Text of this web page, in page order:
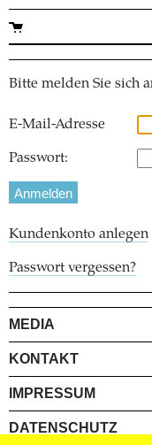
Bitte melden Sie sich
E-Mail-Adresse
Passwort:
Kundenkonto anlegen
Passwort vergessen?
MEDIA
KONTAKT
IMPRESSUM
DATENSCHUTZ